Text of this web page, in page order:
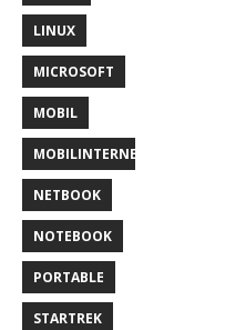
LINUX
MICROSOFT
MOBIL
MOBILINTERNET
NETBOOK
NOTEBOOK
PORTABLE
STARTREK